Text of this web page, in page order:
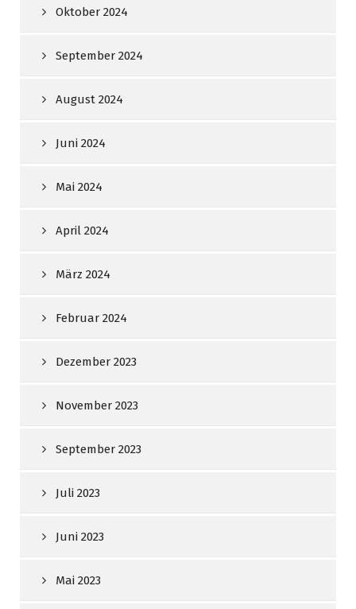
Oktober 2024
September 2024
August 2024
Juni 2024
Mai 2024
April 2024
März 2024
Februar 2024
Dezember 2023
November 2023
September 2023
Juli 2023
Juni 2023
Mai 2023